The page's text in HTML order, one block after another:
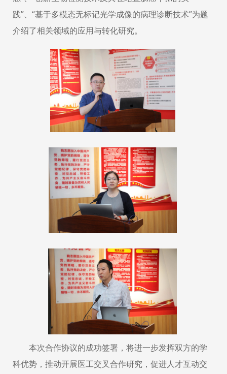
践”、“基于多模态无标记光学成像的病理诊断技术”为题
介绍了相关领域的应用与转化研究。
本次合作协议的成功签署，将进一步发挥双方的学
科优势，推动开展医工交叉合作研究，促进人才互动交